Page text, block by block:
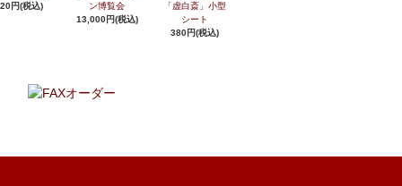
円(税込)
ン博覧会
13,000円(税込)
「虚白斎」小型
シート
380円(税込)